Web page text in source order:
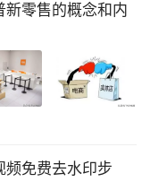
零售的概念和内
频免费去水印步